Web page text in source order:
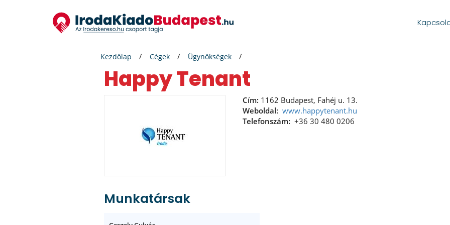
Kezdőlap Cégek Ügynökségek
Happy Tenant
Cím: 1162 Budapest, Fahéj u. 13.
Weboldal: www.happytenant.hu
Telefonszám: +36 30 480 0206
Munkatársak